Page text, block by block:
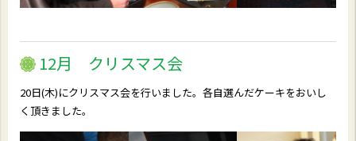
12月 クリスマス会
20日(木)にクリスマス会を行いました。各自選んだケーキをおいし
く頂きました。